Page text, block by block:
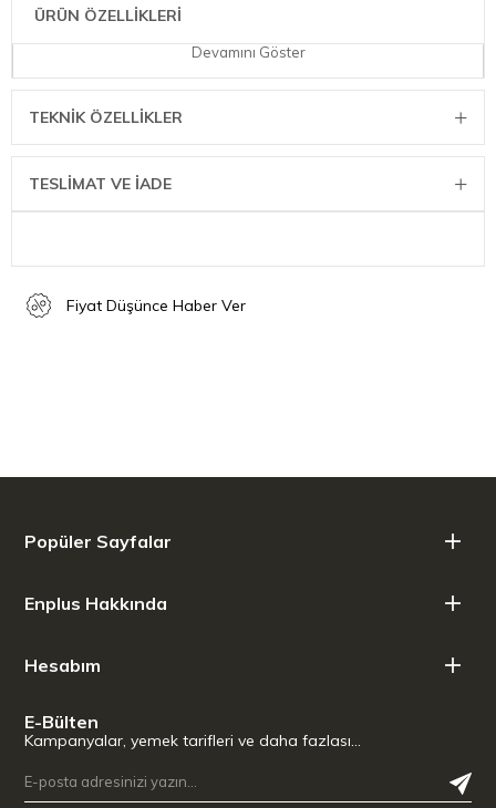
ÜRÜN ÖZELLİKLERİ
Devamını Göster
TEKNIK ÖZELLIKLER
TESLİMAT VE İADE
Fiyat Düşünce Haber Ver
Popüler Sayfalar
Enplus Hakkında
Hesabım
E-Bülten
Kampanyalar, yemek tarifleri ve daha fazlası…